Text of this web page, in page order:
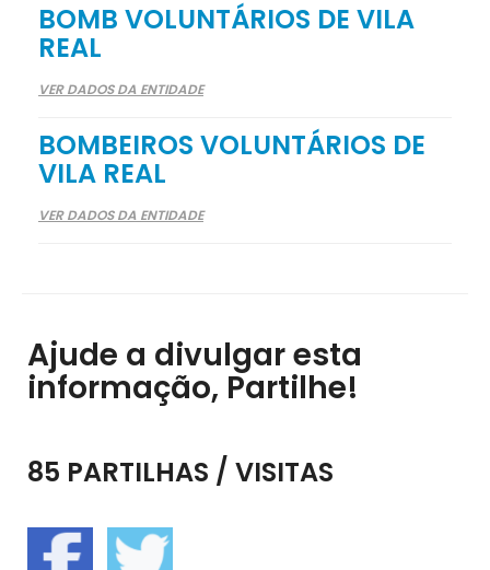
BOMB VOLUNTÁRIOS DE VILA
REAL
VER DADOS DA ENTIDADE
BOMBEIROS VOLUNTÁRIOS DE
VILA REAL
VER DADOS DA ENTIDADE
Ajude a divulgar esta
informação, Partilhe!
85 PARTILHAS / VISITAS